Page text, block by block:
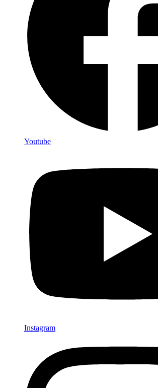
Youtube
Instagram